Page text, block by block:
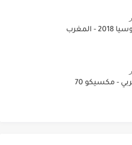
المغرب
- مكسيكو 70